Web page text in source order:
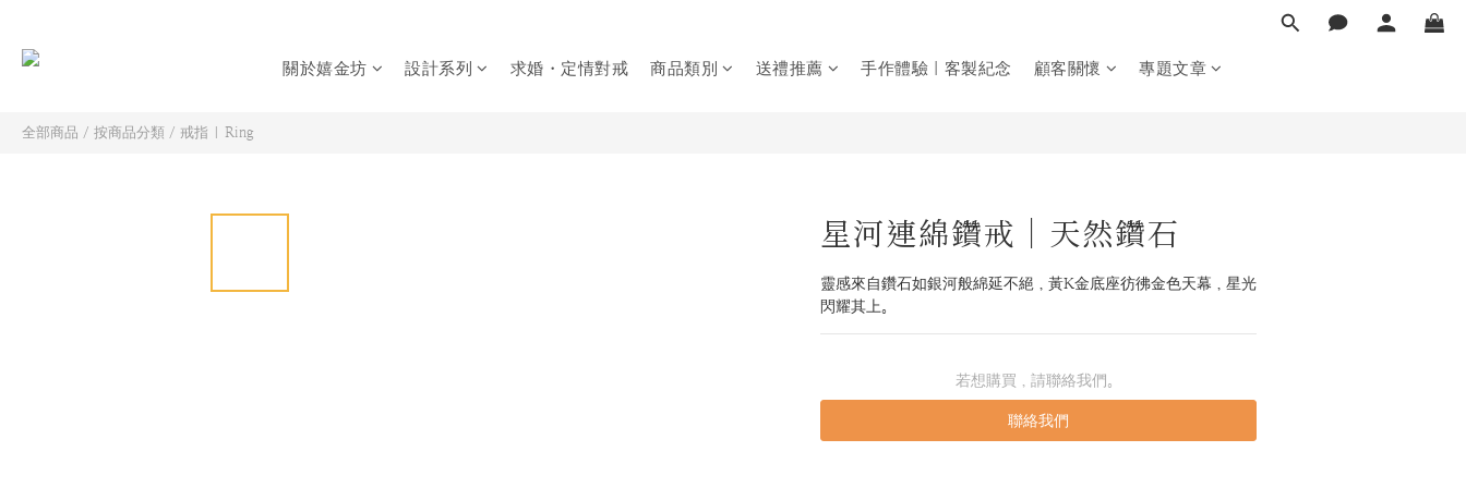
關於嬉金坊 設計系列 求婚・定情對戒 商品類別 送禮推薦 手作體驗｜客製紀念 顧客關懷 專題文章
全部商品 / 按商品分類 / 戒指 | Ring
星河連綿鑽戒｜天然鑽石
靈感來自鑽石如銀河般綿延不絕，黃K金底座彷彿金色天幕，星光
閃耀其上。
若想購買，請聯絡我們。
聯絡我們